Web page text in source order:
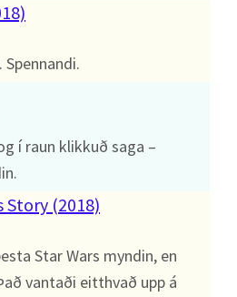
í raun klikkuð saga –
Story (2018)
Star Wars myndin, en
vantaði eitthvað upp á